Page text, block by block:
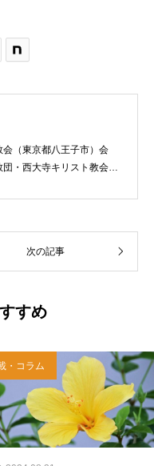
会（東京都八王子市）会
団・西大寺キリスト教会
学部卒業。９０年代、い
して独立。
次の記事
すめ
・コラム